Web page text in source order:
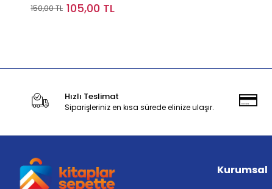
150,00 TL 105,00 TL
Hızlı Teslimat
Siparişleriniz en kısa sürede elinize ulaşır.
Kurumsal